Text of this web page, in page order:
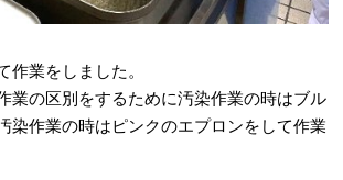
作業をしました。
業の区別をするために汚染作業の時はブル
染作業の時はピンクのエプロンをして作業